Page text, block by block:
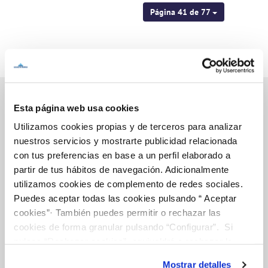
Esta página web usa cookies
Utilizamos cookies propias y de terceros para analizar
nuestros servicios y mostrarte publicidad relacionada
con tus preferencias en base a un perfil elaborado a
partir de tus hábitos de navegación. Adicionalmente
utilizamos cookies de complemento de redes sociales.
Puedes aceptar todas las cookies pulsando “ Aceptar
cookies”· También puedes permitir o rechazar las
cookies de forma granular pulsando “Configurar”. Si
Mostrar detalles
Página 41 de 77
Inicio
Gestiones Online
FACTURAS, PAGOS Y CONSUMOS